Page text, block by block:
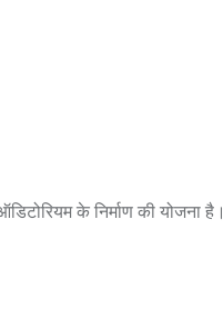
के निर्माण की योजना है।